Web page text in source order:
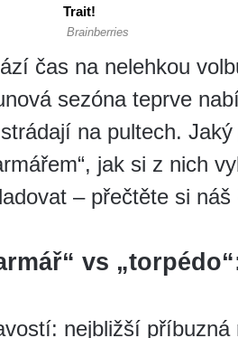
čas na nelehkou
sezóna teprve
na pultech. Jaký
jak si z nich
– přečtěte si náš
vs
nejbližší příbuzná